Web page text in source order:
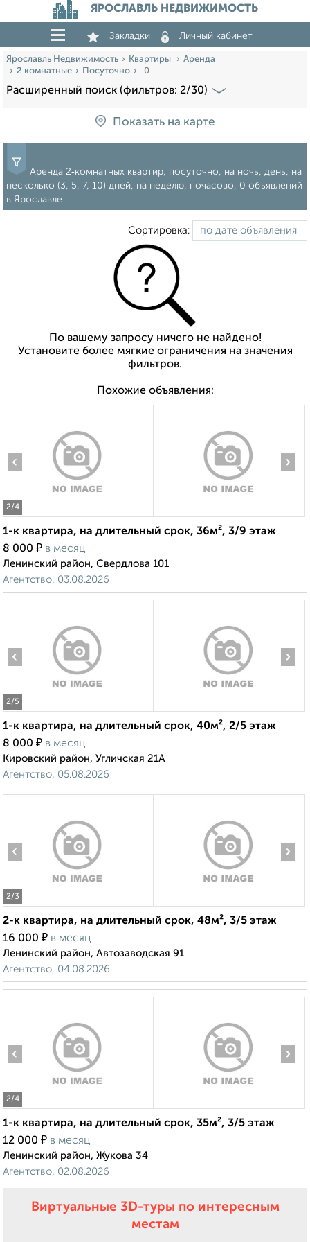
ЯРОСЛАВЛЬ НЕДВИЖИМОСТЬ
Закладки Личный кабинет
Ярославль Недвижимость Квартиры
Аренда
2‑комнатные
Посуточно 0
Расширенный поиск (фильтров: 2/30)
Показать на карте
Аренда 2‑комнатных квартир, посуточно, на ночь, день, на
несколько (3, 5, 7, 10) дней, на неделю, почасово, 0 объявлений
в Ярославле
Сортировка:
По вашему запросу ничего не найдено!
Установите более мягкие ограничения на значения
фильтров.
Похожие объявления:
2/4
‹ ›
1-к квартира, на длительный срок, 36м², 3/9 этаж
8 000 ₽ в месяц
Ленинский район, Свердлова 101
Агентство, 03.08.2026
2/5
‹ ›
1-к квартира, на длительный срок, 40м², 2/5 этаж
8 000 ₽ в месяц
Кировский район, Угличская 21А
Агентство, 05.08.2026
2/3
‹ ›
2-к квартира, на длительный срок, 48м², 3/5 этаж
16 000 ₽ в месяц
Ленинский район, Автозаводская 91
Агентство, 04.08.2026
2/4
‹ ›
1-к квартира, на длительный срок, 35м², 3/5 этаж
12 000 ₽ в месяц
Ленинский район, Жукова 34
Агентство, 02.08.2026
Виртуальные 3D-туры по интересным
местам